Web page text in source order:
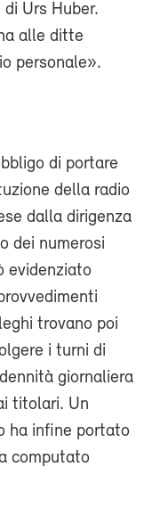
Urs Huber.
alle ditte
personale».
di portare
della radio
dalla dirigenza
dei numerosi
evidenziato
trovano poi
i turni di
giornaliera
titolari. Un
ha infine portato
computato